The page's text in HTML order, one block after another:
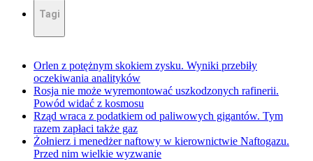
Tagi
Orlen z potężnym skokiem zysku. Wyniki przebiły
oczekiwania analityków
Rosja nie może wyremontować uszkodzonych rafinerii.
Powód widać z kosmosu
Rząd wraca z podatkiem od paliwowych gigantów. Tym
razem zapłaci także gaz
Żołnierz i menedżer naftowy w kierownictwie Naftogazu.
Przed nim wielkie wyzwanie